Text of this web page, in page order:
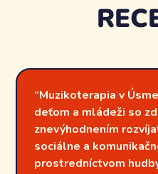
“Muzikoterapia v
deťom a mládeži so
znevýhodnením
sociálne a
prostredníctvom